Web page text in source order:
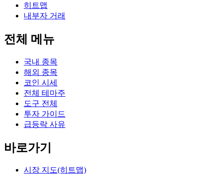
히트맵
내부자 거래
전체 메뉴
국내 종목
해외 종목
코인 시세
전체 테마주
도구 전체
투자 가이드
급등락 사유
바로가기
시장 지도(히트맵)